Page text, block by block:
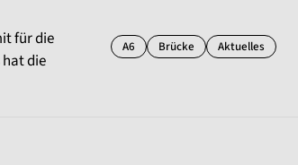
für die
die
A6 Brücke Aktuelles